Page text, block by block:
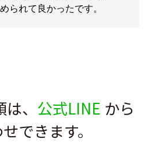
られて良かったです。
、 公式LINE から
できます。